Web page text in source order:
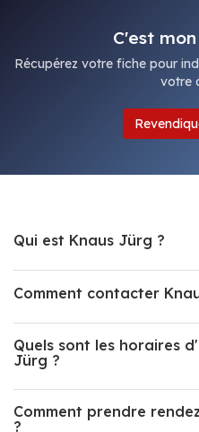
C'est
Récupérez votre fiche pour
votre
Qui est Knaus Jürg ?
Comment contacter
Quels sont les horaires
Jürg ?
Comment prendre
?